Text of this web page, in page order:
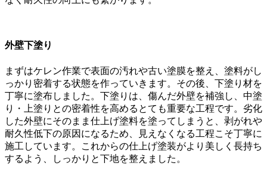
外壁下塗り
まずはケレン作業で表面の汚れや古い塗膜を整え、塗料がし
っかり密着する状態を作っていきます。その後、下塗り材を
丁寧に塗布しました。下塗りは、傷んだ外壁を補強し、中塗
り・上塗りとの密着性を高めるとても重要な工程です。劣化
した外壁にそのまま仕上げ塗料を塗ってしまうと、剥がれや
耐久性低下の原因になるため、見えなくなる工程こそ丁寧に
施工しています。これからの仕上げ塗装がより美しく長持ち
するよう、しっかりと下地を整えました。